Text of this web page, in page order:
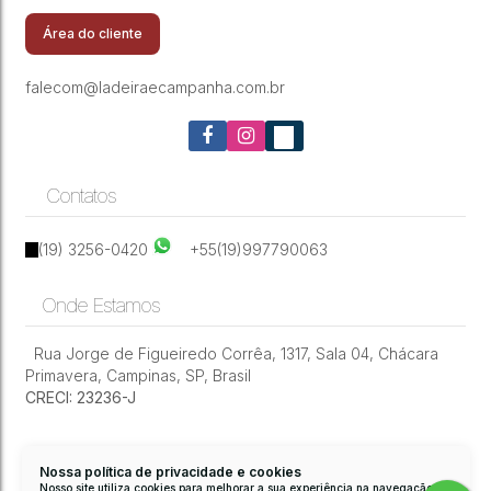
Nossa política de privacidade e cookies
Nosso site utiliza cookies para melhorar a sua experiência na navegação.
Paulínia/Sp
Área do cliente
falecom@ladeiraecampanha.com.br
Contatos
(19) 3256-0420 +55(19)997790063
Onde Estamos
Rua Jorge de Figueiredo Corrêa, 1317, Sala 04, Chácara
Primavera, Campinas, SP, Brasil
CRECI: 23236-J